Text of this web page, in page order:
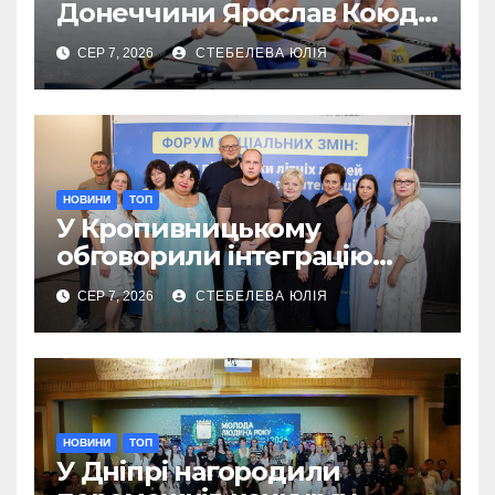
Донеччини Ярослав Коюда
завоював «срібло»
чемпіонату Європи
СЕР 7, 2026 СТЕБЕЛЕВА ЮЛІЯ
НОВИНИ ТОП
У Кропивницькому
обговорили інтеграцію
літніх переселенців
СЕР 7, 2026 СТЕБЕЛЕВА ЮЛІЯ
НОВИНИ ТОП
У Дніпрі нагородили